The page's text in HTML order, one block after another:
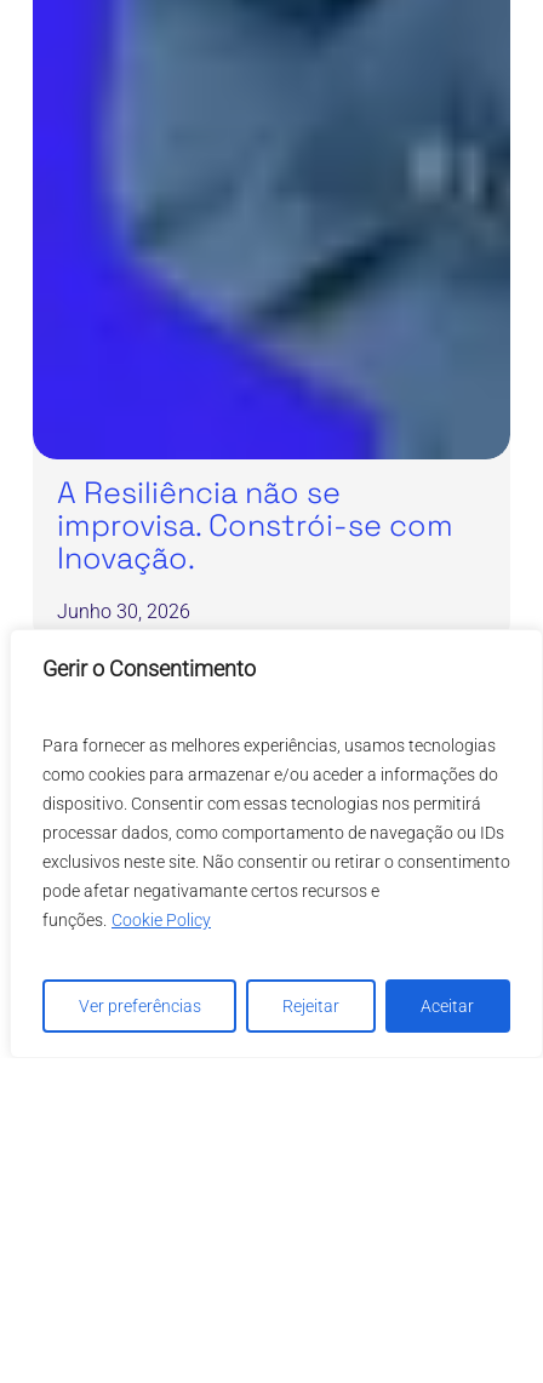
Gerir o Consentimento
Para fornecer as melhores experiências, usamos tecnologias
como cookies para armazenar e/ou aceder a informações do
dispositivo. Consentir com essas tecnologias nos permitirá
processar dados, como comportamento de navegação ou IDs
exclusivos neste site. Não consentir ou retirar o consentimento
pode afetar negativamante certos recursos e
funções. Cookie Policy
Ver preferências Rejeitar Aceitar
A Resiliência não se
improvisa. Constrói-se com
Inovação.
Junho 30, 2026
A
força
motriz
dos
Recursos
Humanos
Comunicado de Imprensa Notícias